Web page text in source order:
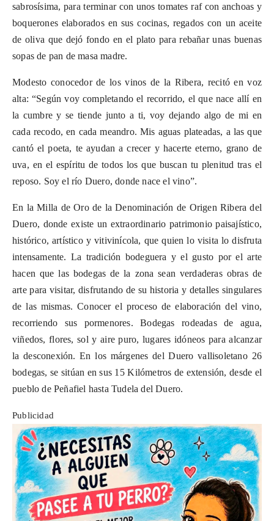
sabrosísima, para terminar con unos tomatesrafcon anchoas y
boquerones elaborados en sus cocinas, regados con un aceite
de oliva que dejó fondo en el plato para rebañar unas buenas
sopas de pan de masa madre.
Modesto conocedor de los vinos de la Ribera, recitó en voz
alta: “Según voy completando el recorrido, el que nace allí en
la cumbre y se tiende junto a ti, voy dejando algo de mi en
cada recodo, en cada meandro. Mis aguas plateadas, a las que
cantó el poeta, te ayudan a crecer y hacerte eterno, grano de
uva, en el espíritu de todos los que buscan tu plenitud tras el
reposo. Soy el río Duero, donde nace el vino”.
En la Milla de Oro de la Denominación de Origen Ribera del
Duero, donde existe un extraordinario patrimonio paisajístico,
histórico, artístico y vitivinícola, que quien lo visita lo disfruta
intensamente. La tradición bodeguera y el gusto por el arte
hacen que las bodegas de la zona sean verdaderas obras de
arte para visitar, disfrutando de su historia y detalles singulares
de las mismas. Conocer el proceso de elaboración del vino,
recorriendo sus pormenores. Bodegas rodeadas de agua,
viñedos, flores, sol y aire puro, lugares idóneos para alcanzar
la desconexión. En los márgenes del Duero vallisoletano 26
bodegas, se sitúan en sus 15 Kilómetros de extensión, desde el
pueblo de Peñafiel hasta Tudela del Duero.
Publicidad